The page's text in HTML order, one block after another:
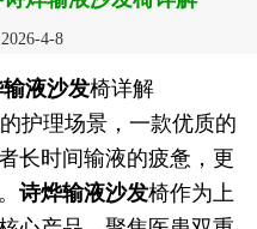
4-8
输液沙发椅详解
护理场景，一款优质的
长时间输液的疲惫，更
诗烨输液沙发椅作为上